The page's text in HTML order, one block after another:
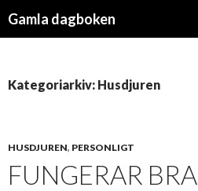
Gamla dagboken
Kategoriarkiv: Husdjuren
HUSDJUREN, PERSONLIGT
FUNGERAR BRA